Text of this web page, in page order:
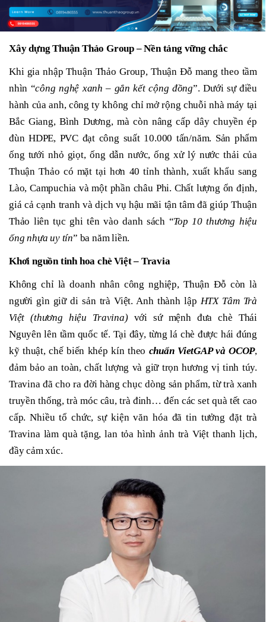
Xây dựng Thuận Thảo Group – Nền tảng vững chắc
Khi gia nhập Thuận Thảo Group, Thuận Đỗ mang theo tầm
nhìn “công nghệ xanh – gắn kết cộng đồng”. Dưới sự điều
hành của anh, công ty không chỉ mở rộng chuỗi nhà máy tại
Bắc Giang, Bình Dương, mà còn nâng cấp dây chuyền ép
đùn HDPE, PVC đạt công suất 10.000 tấn/năm. Sản phẩm
ống tưới nhỏ giọt, ống dẫn nước, ống xử lý nước thải của
Thuận Thảo có mặt tại hơn 40 tỉnh thành, xuất khẩu sang
Lào, Campuchia và một phần châu Phi. Chất lượng ổn định,
giá cả cạnh tranh và dịch vụ hậu mãi tận tâm đã giúp Thuận
Thảo liên tục ghi tên vào danh sách “Top 10 thương hiệu
ống nhựa uy tín” ba năm liền.
Khơi nguồn tinh hoa chè Việt – Travia
Không chỉ là doanh nhân công nghiệp, Thuận Đỗ còn là
người gìn giữ di sản trà Việt. Anh thành lập HTX Tâm Trà
Việt (thương hiệu Travina)với sứ mệnh đưa chè Thái
Nguyên lên tầm quốc tế. Tại đây, từng lá chè được hái đúng
kỹ thuật, chế biến khép kín theo chuẩn VietGAP và OCOP,
đảm bảo an toàn, chất lượng và giữ trọn hương vị tinh túy.
Travina đã cho ra đời hàng chục dòng sản phẩm, từ trà xanh
truyền thống, trà móc câu, trà đinh… đến các set quà tết cao
cấp. Nhiều tổ chức, sự kiện văn hóa đã tin tưởng đặt trà
Travina làm quà tặng, lan tỏa hình ảnh trà Việt thanh lịch,
đầy cảm xúc.